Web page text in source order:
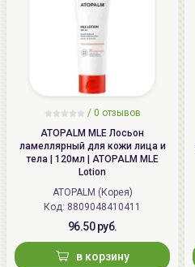
/ 0 отзывов
ATOPALM MLE Лосьон
ламеллярный для кожи лица и
тела | 120мл | ATOPALM MLE
Lotion
ATOPALM (Корея)
Код: 8809048410411
96.50 руб.
в корзину